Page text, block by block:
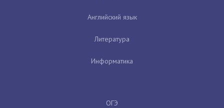
Английский язык
Литература
Информатика
ОГЭ